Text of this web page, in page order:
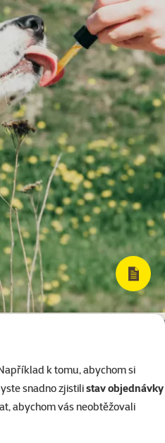
k tomu, abychom si
snadno zjistilistav objednávky
abychom vás neobtěžovali